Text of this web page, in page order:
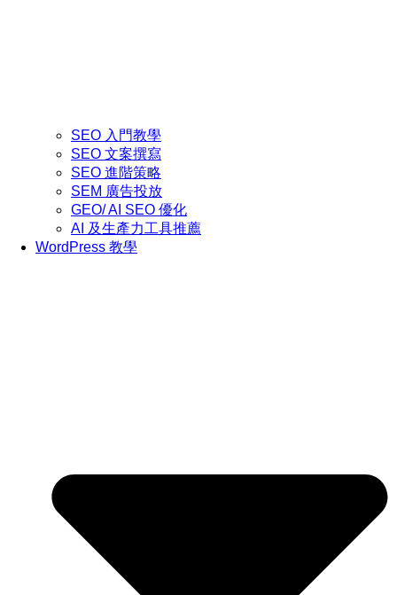
SEO 入門教學
SEO 文案撰寫
SEO 進階策略
SEM 廣告投放
GEO/ AI SEO 優化
AI 及生產力工具推薦
WordPress 教學